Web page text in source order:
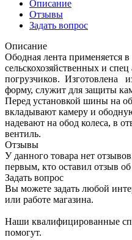
Описание
Отзывы
Задать вопрос
Описание
Ободная лента применяется
сельскохозяйственных и
погрузчиков. Изготовлена
форму, служит для защиты
Перед установкой шины на
вкладывают камеру и
надевают на обод колеса, в
вентиль.
Отзывы
У данного товара нет
первым, кто оставил отзыв
Задать вопрос
Вы можете задать любой
или работе магазина.
Наши квалифицированные
помогут.